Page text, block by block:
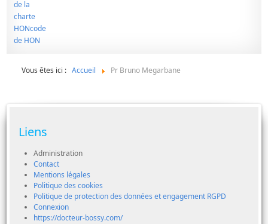
Vous êtes ici : Accueil Pr Bruno Megarbane
Liens
Administration
Contact
Mentions légales
Politique des cookies
Politique de protection des données et engagement RGPD
Connexion
https://docteur-bossy.com/